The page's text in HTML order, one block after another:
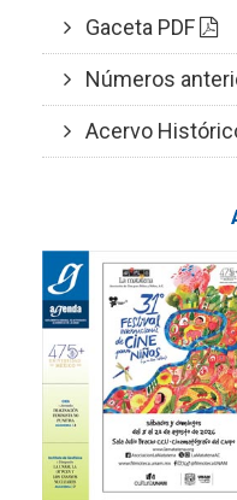
Gaceta PDF
Números
Acervo